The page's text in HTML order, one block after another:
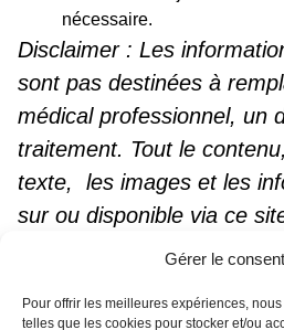
Gérer le
Pour offrir les meilleures expériences,
telles que les cookies pour stocker et/ou
nécessaire.
Disclaimer : Les
sont pas destinées à
médical professionnel, un
traitement. Tout le
texte, les images et les
sur ou disponible via ce
des fins d’information